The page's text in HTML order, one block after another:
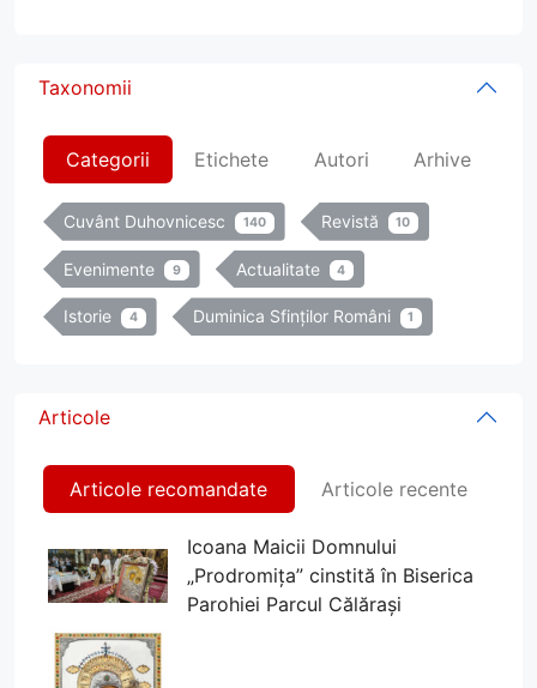
Taxonomii
Categorii Etichete Autori Arhive
Cuvânt Duhovnicesc 140 Revistă 10
Evenimente 9 Actualitate 4
Istorie 4 Duminica Sfinților Români 1
Articole
Articole recomandate Articole recente
Icoana Maicii Domnului
„Prodromița” cinstită în Biserica
Parohiei Parcul Călărași